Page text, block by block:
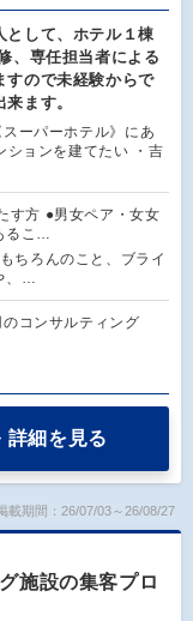
として、ホテル１棟
、専任担当者による
すので未経験からで
ます。
ーパーホテル》にあ
ションを建てたい ・吉
す方 ●男女ペア・女女
るこ…
ちろんのこと、ブライ
、…
コンサルティング
詳細を見る
載期間：26/07/03～26/08/27
施設の集客プロ